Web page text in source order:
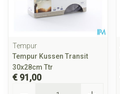
Tempur
Tempur Kussen Transit
30x28cm Ttr
€ 91,00